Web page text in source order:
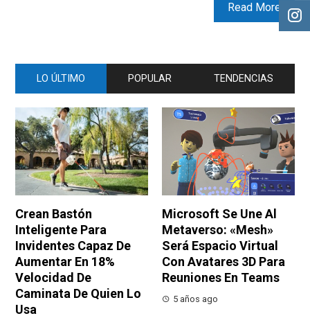
Read More
LO ÚLTIMO POPULAR TENDENCIAS
Crean Bastón
Inteligente Para
Invidentes Capaz De
Aumentar En 18%
Velocidad De
Caminata De Quien Lo
Usa
Microsoft Se Une Al
Metaverso: «Mesh»
Será Espacio Virtual
Con Avatares 3D Para
Reuniones En Teams
5 años ago